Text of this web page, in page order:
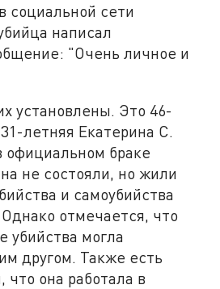
социальной сети
написал
"Очень личное и
установлены. Это 46-
летняя Екатерина С.
официальном браке
не состояли, но жили
и самоубийства
отмечается, что
убийства могла
другом. Также есть
она работала в